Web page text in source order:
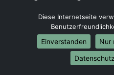
Umzug von Tübingen nach
Umzug von Tübingen nach
Umzug von Tübingen
Umzug von Tübingen
Umzug von Tübingen
Diese Internetseite
Einverstanden
Nur